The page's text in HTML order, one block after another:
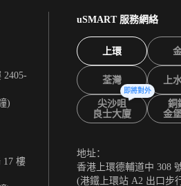
2405-
)
17 樓
uSMART 服務網絡
上環
荃灣 上
尖沙咀
良士大廈
即將對外
銅
金
地址：
香港上環德輔道中 308
(港鐵上環站 A2 出口步